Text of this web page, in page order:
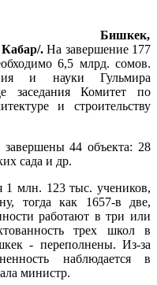
Бишкек,
Кабар/.На завершение 177
6,5 млрд. сомов.
и науки Гульмира
заседания Комитет по
и строительству
44 объекта: 28
сада и др.
1 млн. 123 тыс. учеников,
тогда как 1657-в две,
работают в три или
трех школ в
- переполнены. Из-за
наблюдается в
министр.